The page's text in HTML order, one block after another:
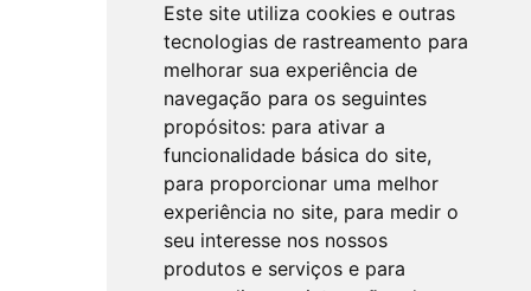
Este site utiliza cookies e outras
tecnologias de rastreamento para
melhorar sua experiência de
navegação para os seguintes
propósitos: para ativar a
funcionalidade básica do site,
para proporcionar uma melhor
experiência no site, para medir o
seu interesse nos nossos
produtos e serviços e para